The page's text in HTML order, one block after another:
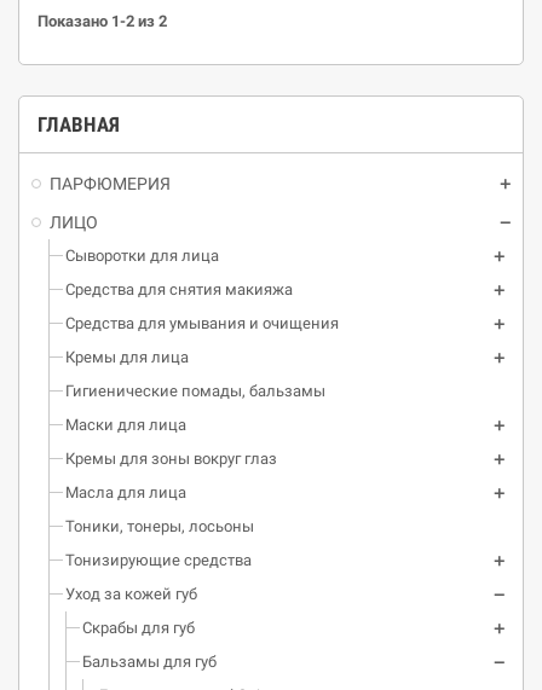
ГЛАВНАЯ
ПАРФЮМЕРИЯ
ЛИЦО
Сыворотки для лица
Средства для снятия макияжа
Средства для умывания и очищения
Кремы для лица
Гигиенические помады, бальзамы
Маски для лица
Кремы для зоны вокруг глаз
Масла для лица
Тоники, тонеры, лосьоны
Тонизирующие средства
Уход за кожей губ
Скрабы для губ
Бальзамы для губ
кинотеатре.
Показано 1-2 из 2